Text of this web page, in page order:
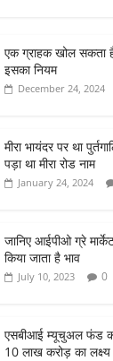
s
A
p
e
एक ग्राहक खोल सकता
इसका नियम
December 24, 2024
मीरा भायंदर पर था
पड़ा था मीरा रोड नाम
January 24, 2024
जानिए आईपीओ ग्रे
किया जाता है भाव
July 10, 2023 0
एसबीआई म्यूचुअल फंड
10 लाख करोड़ का लक्ष्य